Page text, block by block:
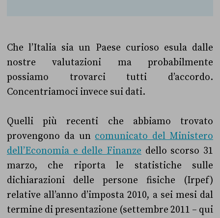
Che l’Italia sia un Paese curioso esula dalle
nostre valutazioni ma probabilmente
possiamo trovarci tutti d’accordo.
Concentriamoci invece sui dati.
Quelli più recenti che abbiamo trovato
provengono da un comunicato del Ministero
dell’Economia e delle Finanze dello scorso 31
marzo, che riporta le statistiche sulle
dichiarazioni delle persone fisiche (Irpef)
relative all’anno d’imposta 2010, a sei mesi dal
termine di presentazione (settembre 2011 – qui